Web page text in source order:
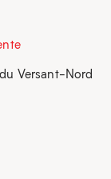
Versant-Nord